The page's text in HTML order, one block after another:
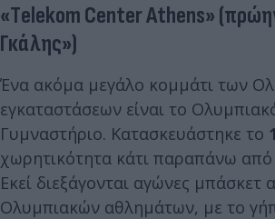
«Τelekom Center Athens»
Γκάλης»)
Ένα ακόμα μεγάλο κομμάτι των
εγκαταστάσεων είναι το
Γυμναστήριο. Κατασκευάστηκε το
χωρητικότητα κάτι παραπάνω από
Εκεί διεξάγονται αγώνες μπάσκετ
Ολυμπιακών αθλημάτων, με το